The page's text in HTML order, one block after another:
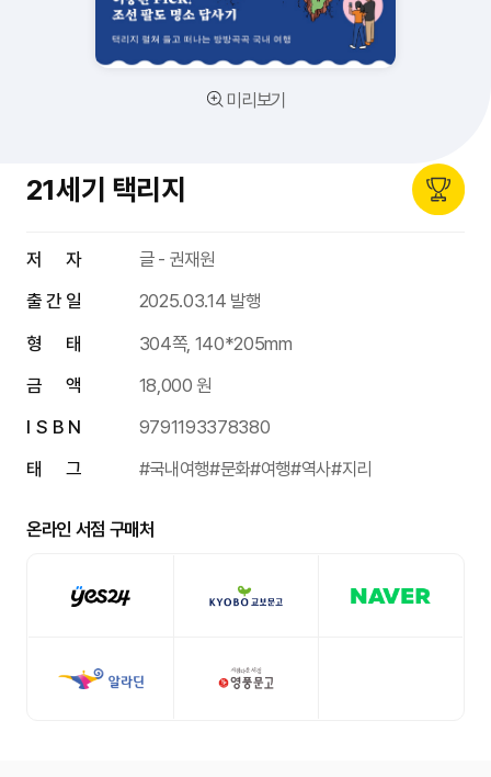
미리보기
21세기 택리지
저 자
글 - 권재원
출 간 일
2025.03.14 발행
형 태
304쪽, 140*205mm
금 액
18,000 원
I S B N
9791193378380
태 그
#국내여행#문화#여행#역사#지리
온라인 서점 구매처